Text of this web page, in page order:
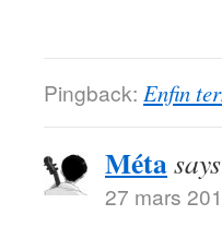
Pingback: Enfin
Méta
27 mars